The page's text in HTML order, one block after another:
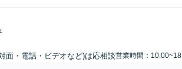
面・電話・ビデオなど)は応相談営業時間：